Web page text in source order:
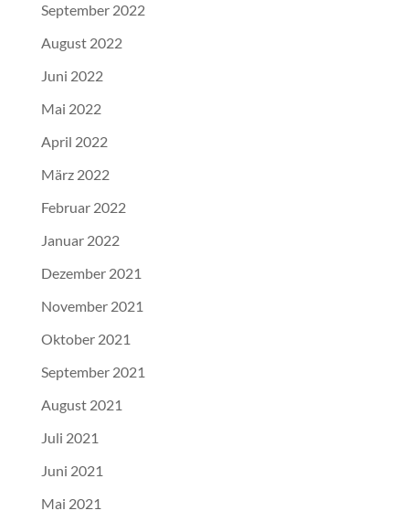
September 2022
August 2022
Juni 2022
Mai 2022
April 2022
März 2022
Februar 2022
Januar 2022
Dezember 2021
November 2021
Oktober 2021
September 2021
August 2021
Juli 2021
Juni 2021
Mai 2021